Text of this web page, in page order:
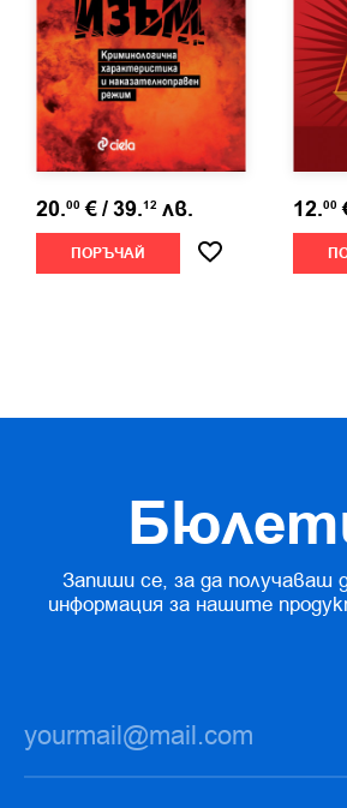
20.00 €/39.12 лв.
ПОРЪЧАЙ
12.00
Запиши се, за да получаваш
информация за нашите